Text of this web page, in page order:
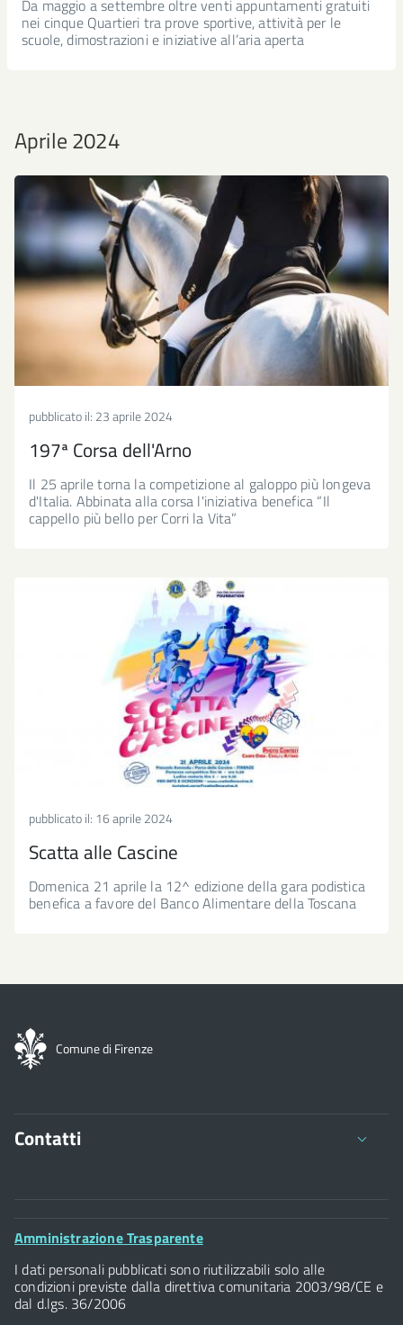
Da maggio a settembre oltre venti appuntamenti gratuiti
nei cinque Quartieri tra prove sportive, attività per le
scuole, dimostrazioni e iniziative all’aria aperta
Aprile 2024
pubblicato il: 23 aprile 2024
197ª Corsa dell'Arno
Il 25 aprile torna la competizione al galoppo più longeva
d'Italia. Abbinata alla corsa l'iniziativa benefica “Il
cappello più bello per Corri la Vita”
pubblicato il: 16 aprile 2024
Scatta alle Cascine
Domenica 21 aprile la 12^ edizione della gara podistica
benefica a favore del Banco Alimentare della Toscana
Comune di Firenze
Contatti
Comune di Firenze
Palazzo Vecchio
Piazza della Signoria - 50122, Firenze
P.IVA 01307110484
Footer
Amministrazione Trasparente
I dati personali pubblicati sono riutilizzabili solo alle
condizioni previste dalla direttiva comunitaria 2003/98/CE e
dal d.lgs. 36/2006